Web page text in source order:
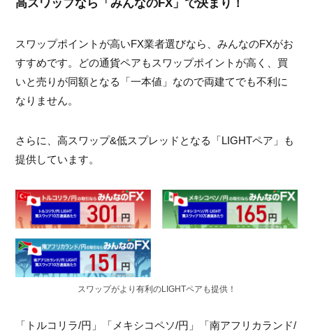
スワップポイントが高いFX業者選びなら、みんなのFXがお
すすめです。どの通貨ペアもスワップポイントが高く、買
いと売りが同額となる「一本値」なので両建てでも不利に
なりません。
さらに、高スワップ&低スプレッドとなる「LIGHTペア」も
提供しています。
スワップがより有利のLIGHTペアも提供！
「トルコリラ/円」「メキシコペソ/円」「南アフリカランド/